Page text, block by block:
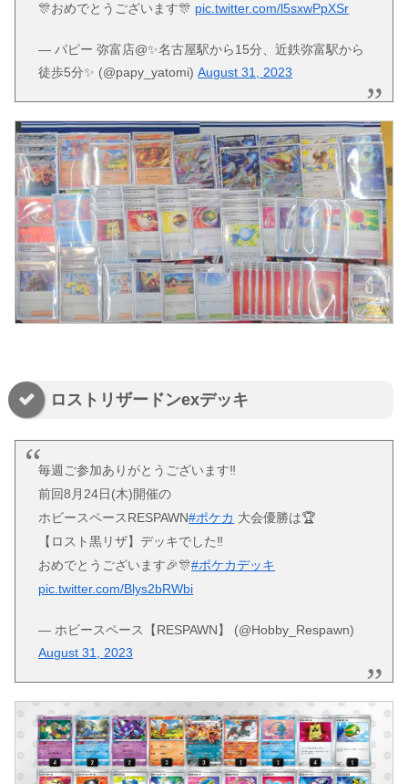
🎊おめでとうございます🎊 pic.twitter.com/l5sxwPpXSr
— パピー 弥富店@✨名古屋駅から15分、近鉄弥富駅から
徒歩5分✨ (@papy_yatomi)August 31, 2023
ロストリザードンexデッキ
毎週ご参加ありがとうございます‼️
前回8月24日(木)開催の
ホビースペースRESPAWN#ポケカ 大会優勝は🏆
【ロスト黒リザ】デッキでした‼️
おめでとうございます🎉🎊#ポケカデッキ
pic.twitter.com/Blys2bRWbi
— ホビースペース【RESPAWN】 (@Hobby_Respawn)
August 31, 2023